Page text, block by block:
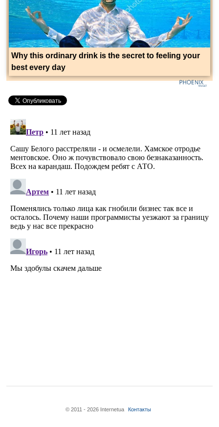
Why this ordinary drink is the secret to feeling your
best every day
© 2011 - 2026 Internetua Контакты